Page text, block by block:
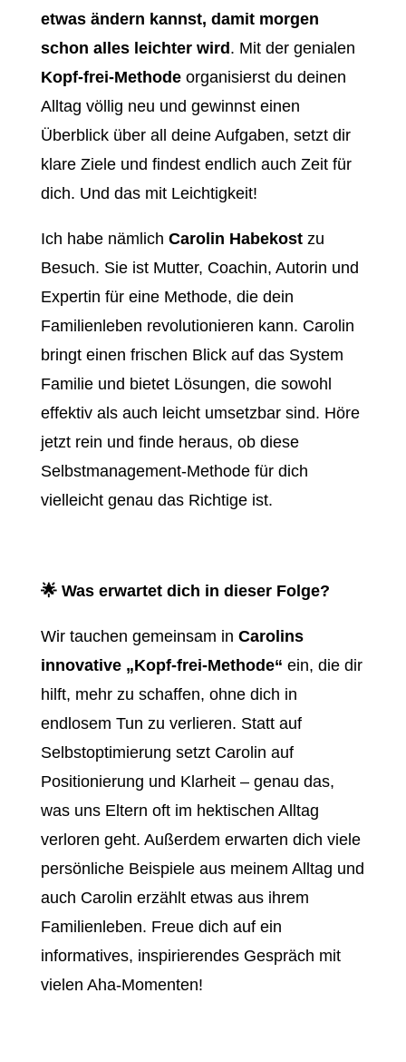
etwas ändern kannst, damit morgen
schon alles leichter wird . Mit der genialen
Kopf-frei-Methodeorganisierst du deinen
Alltag völlig neu und gewinnst einen
Überblick über all deine Aufgaben, setzt dir
klare Ziele und findest endlich auch Zeit für
dich. Und das mit Leichtigkeit!
Ich habe nämlich Carolin Habekostzu
Besuch. Sie ist Mutter, Coachin, Autorin und
Expertin für eine Methode, die dein
Familienleben revolutionieren kann. Carolin
bringt einen frischen Blick auf das System
Familie und bietet Lösungen, die sowohl
effektiv als auch leicht umsetzbar sind. Höre
jetzt rein und finde heraus, ob diese
Selbstmanagement-Methode für dich
vielleicht genau das Richtige ist.
🌟 Was erwartet dich in dieser Folge?
Wir tauchen gemeinsam in Carolins
innovative „Kopf-frei-Methode“ ein, die dir
hilft, mehr zu schaffen, ohne dich in
endlosem Tun zu verlieren. Statt auf
Selbstoptimierung setzt Carolin auf
Positionierung und Klarheit – genau das,
was uns Eltern oft im hektischen Alltag
verloren geht. Außerdem erwarten dich viele
persönliche Beispiele aus meinem Alltag und
auch Carolin erzählt etwas aus ihrem
Familienleben. Freue dich auf ein
informatives, inspirierendes Gespräch mit
vielen Aha-Momenten!